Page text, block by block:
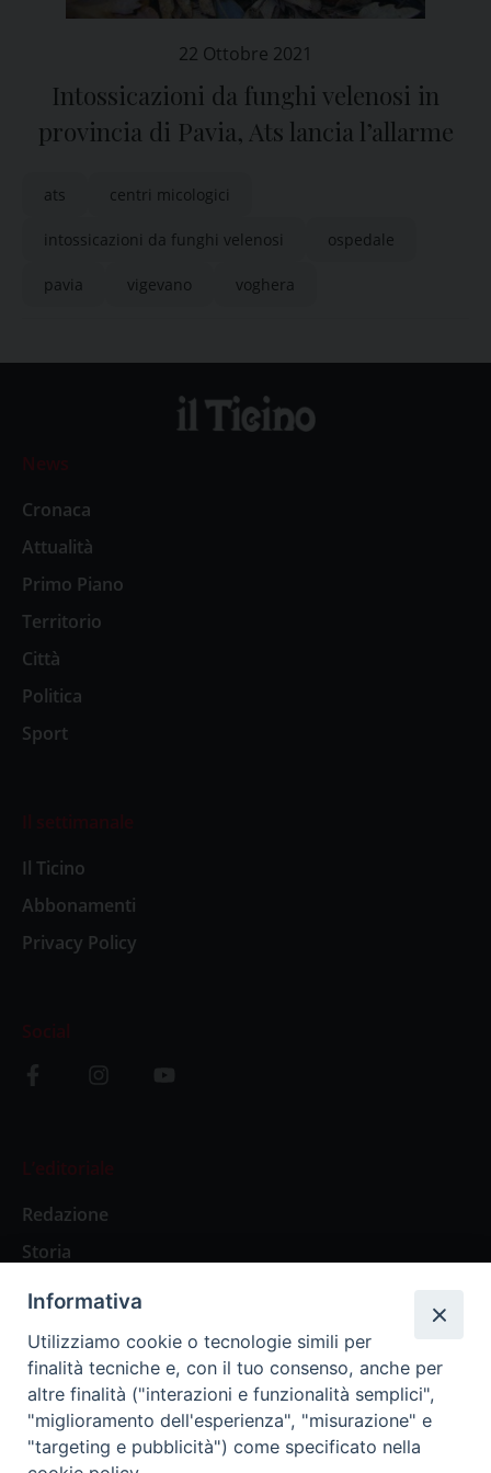
22 Ottobre 2021
Intossicazioni da funghi velenosi in
provincia di Pavia, Ats lancia l’allarme
ats centri micologici
intossicazioni da funghi velenosi ospedale
pavia vigevano voghera
News
Cronaca
Attualità
Primo Piano
Territorio
Città
Politica
Sport
Il settimanale
Il Ticino
Abbonamenti
Privacy Policy
Social
L’editoriale
Redazione
Storia
Abbonamenti
Abbonamento Annuale Digitale
Abbonamento Annuale Cartaceo
Abbonamento Singola Copia Digitale
Informativa
Utilizziamo cookie o tecnologie simili per
finalità tecniche e, con il tuo consenso, anche per
altre finalità ("interazioni e funzionalità semplici",
"miglioramento dell'esperienza", "misurazione" e
"targeting e pubblicità") come specificato nella